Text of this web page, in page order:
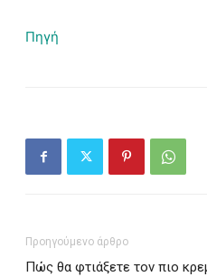
Πηγή
Προηγούμενο άρθρο
Πώς θα φτιάξετε τον πιο